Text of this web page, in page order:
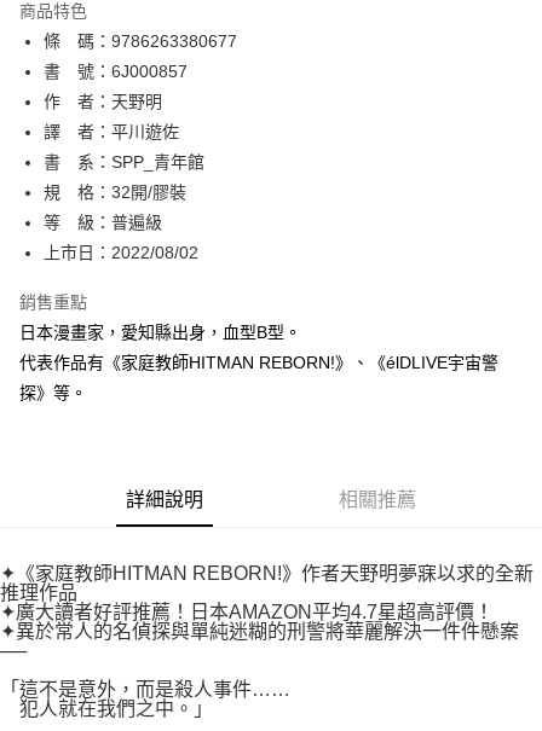
相關說明
【關於「AFTEE先享後付」】
AFTEE先享後付是「在收到商品之後才付款」的支付方式。 讓您購物簡單
便利好安心！
１．簡單：不需註冊會員、不需綁卡、不需儲值。
２．便利：只要手機號碼，簡訊認證，即可結帳。
３．安心：先確認商品／服務後，再付款。
【「AFTEE先享後付」結帳流程】
１．於結帳方式選擇「AFTEE先享後付」後，將跳轉至「AFTEE先享後付」
結帳頁面，進行簡訊認證並確認金額後，即可完成結帳。
２．訂單成立數日內，您將收到繳費通知簡訊。
ATM／網路銀行／等多元方式進行付款，方視為交易完成。
※ 請注意：結帳手續完成當下不需立刻繳費，但若您需要取消訂單，請聯絡
購買商品的店家。未經商家同意取消之訂單仍視為有效，需透過AFTEE先享
後付繳納相關費用。
※ 交易是否成功請以「AFTEE先享後付 」之結帳頁面顯示為準，若有關於
１．透過由恩沛科技股份有限公司提供之「AFTEE先享後付」服務完成之交
易，需依本服務之必要範圍內提供個人資料，並將交易相關給付款項請求債
２．關於個人資料處理事宜，請瀏覽以下網址：
https://aftee.tw/terms/#terms3
３．未成年的使用者請事先徵得法定代理人或監護人之同意方可使用
「AFTEE先享後付」，若未經同意申辦者引起之損失，本公司不負相關責
４．使用「AFTEE先享後付」時，將依據個別帳號之用戶狀況，依本公司即
時審查核予不同之上限額度；若仍有額度不足之情形，本公司將視審查結果
請求用戶進行身份認證。
ATM付款
運送方式
全家取貨付款
每筆NT$80，滿NT$500(含以上)免運費
付款後全家取貨
每筆NT$80，滿NT$500(含以上)免運費
付款後萊爾富取貨
每筆NT$80，滿NT$500(含以上)免運費
每筆NT$80，滿NT$500(含以上)免運費
宅配
國家/地區配送
商品特色
條 碼：9786263380677
書 號：6J000857
作 者：天野明
譯 者：平川遊佐
書 系：SPP_青年館
規 格：32開/膠裝
等 級：普遍級
上市日：2022/08/02
銷售重點
日本漫畫家，愛知縣出身，血型B型。
代表作品有《家庭教師HITMAN REBORN!》、《élDLIVE宇宙警
探》等。
詳細說明 相關推薦
✦《家庭教師HITMAN REBORN!》作者天野明夢寐以求的全新
推理作品
✦廣大讀者好評推薦！日本AMAZON平均4.7星超高評價！
✦異於常人的名偵探與單純迷糊的刑警將華麗解決一件件懸案
──
「這不是意外，而是殺人事件……
犯人就在我們之中。」